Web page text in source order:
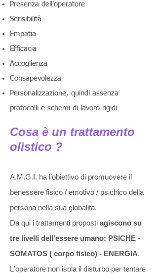
Presenza dell'operatore
Sensibilità
Empatia
Efficacia
Accoglienza
Consapevolezza
Personalizzazione, quindi assenza
protocolli e schemi di lavoro rigidi
Cosa è un trattamento
olistico ?
A.M.G.I. ha l’obiettivo di promuovere il
benessere fisico / emotivo / psichico della
persona nella sua globalità.
Da qui i trattamenti proposti agiscono su
tre livelli dell'essere umano: PSICHE -
SOMATOS ( corpo fisico) - ENERGIA.
L'operatore non isola il disturbo per tentare